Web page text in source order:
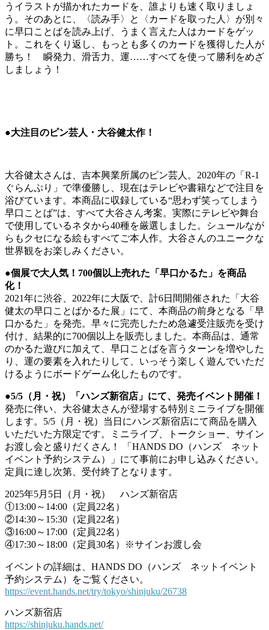
うイラストが描かれたカードを、誰よりも速く取りましょ
う。そのあとに、〈読み手〉と〈カードを取った人〉が別々
に早口ことばを読み上げ、うまく言えた人はカードをゲッ
ト。これをくり返し、もっとも多くのカードを獲得した人が
勝ち！ 瞬発力、滑舌力、運……すべてを使って勝利をめざ
しましょう！
●大注目のピン芸人・大谷健太作！
大谷健太さんは、吉本興業所属のピン芸人。2020年の「R-1
ぐらんぷり」で準優勝し、現在はテレビや書籍などで注目を
浴びています。本商品に収録している“思わず笑ってしまう
早口ことば”は、すべて大谷さん考案。実際にテレビや舞台
で使用しているネタから40種を厳選しました。シュールなが
らもクセになる絵もすべてご本人作。大谷さんのユニークな
世界観をお楽しみください。
●個展で大人気！700個以上売れた「早口かるた」を商品
化！
2021年に渋谷、2022年に大阪で、計6日間開催された「大谷
健太の早口ことばかるた展」にて、本商品の前身となる「早
口かるた」を発売。早々に完売したため急遽受注販売を受け
付け、結果的に700個以上を販売しました。本商品は、通常
のかるた遊びに加えて、早口ことばを言うターンを増やした
り、運の要素を入れたりして、いっそう楽しく遊んでいただ
けるようにボードゲーム化したものです。
●5/5（月・祝）「ハンズ新宿店」にて、発売イベント開催！
発売に伴い、大谷健太さんが登場する特別ミニライブを開催
します。5/5（月・祝）当日にハンズ新宿店にて商品を購入
いただいた方限定です。ミニライブ、トークショー、サイン
お渡し会と盛りだくさん！ 「HANDS DO（ハンズ ネット
イベント予約システム）」にて事前にお申し込みください。
定員に達し次第、受付終了となります。
2025年5月5日（月・祝） ハンズ新宿店
①13:00～14:00（定員22名）
②14:30～15:30（定員22名）
③16:00～17:00（定員22名）
④17:30～18:00（定員30名）※サインお渡し会
イベントの詳細は、HANDS DO（ハンズ ネットイベント
予約システム）をご覧ください。
https://event.hands.net/try/tokyo/shinjuku/26738
ハンズ新宿店
https://shinjuku.hands.net/